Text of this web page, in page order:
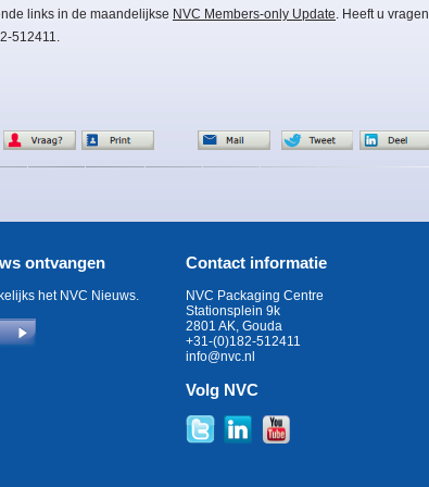
links in de maandelijkse NVC Members-only Update. Heeft u
512411.
ontvangen
het NVC Nieuws.
Contact informatie
NVC Packaging Centre
Stationsplein 9k
2801 AK, Gouda
+31-(0)182-512411
info@nvc.nl
Volg NVC